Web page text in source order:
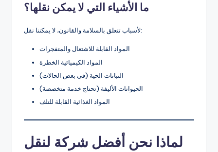
ما الأشياء التي لا يمكن نقلها؟
لأسباب تتعلق بالسلامة والقانون، لا يمكننا نقل:
المواد القابلة للاشتعال والمتفجرات
المواد الكيميائية الخطرة
النباتات الحية (في بعض الحالات)
الحيوانات الأليفة (تحتاج خدمة متخصصة)
المواد الغذائية القابلة للتلف
لماذا نحن أفضل شركة لنقل